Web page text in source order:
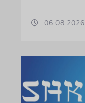
06.08.2026